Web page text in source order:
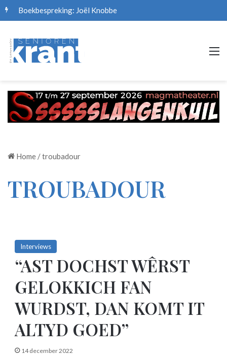
Boekbespreking: Joël Knobbe
Home /troubadour
TROUBADOUR
Interviews
“AST DOCHST WÊRST
GELOKKICH FAN
WURDST, DAN KOMT IT
ALTYD GOED”
14 december 2022